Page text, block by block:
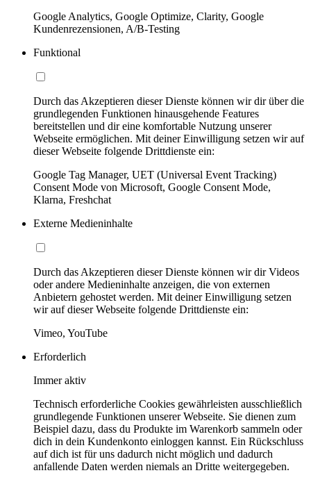
Google Analytics, Google Optimize, Clarity, Google
Kundenrezensionen, A/B-Testing
Funktional
Durch das Akzeptieren dieser Dienste können wir dir über die
grundlegenden Funktionen hinausgehende Features
bereitstellen und dir eine komfortable Nutzung unserer
Webseite ermöglichen. Mit deiner Einwilligung setzen wir auf
dieser Webseite folgende Drittdienste ein:
Google Tag Manager, UET (Universal Event Tracking)
Consent Mode von Microsoft, Google Consent Mode,
Klarna, Freshchat
Externe Medieninhalte
Durch das Akzeptieren dieser Dienste können wir dir Videos
oder andere Medieninhalte anzeigen, die von externen
Anbietern gehostet werden. Mit deiner Einwilligung setzen
wir auf dieser Webseite folgende Drittdienste ein:
Vimeo, YouTube
Erforderlich
Immer aktiv
Technisch erforderliche Cookies gewährleisten ausschließlich
grundlegende Funktionen unserer Webseite. Sie dienen zum
Beispiel dazu, dass du Produkte im Warenkorb sammeln oder
dich in dein Kundenkonto einloggen kannst. Ein Rückschluss
auf dich ist für uns dadurch nicht möglich und dadurch
anfallende Daten werden niemals an Dritte weitergegeben.